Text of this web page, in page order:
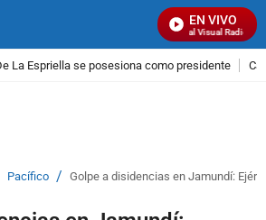
EN VIVO
Señal Visual Radio
La Espriella se posesiona como presidente
Pacífico / Golpe a disidencias en Jamundí: